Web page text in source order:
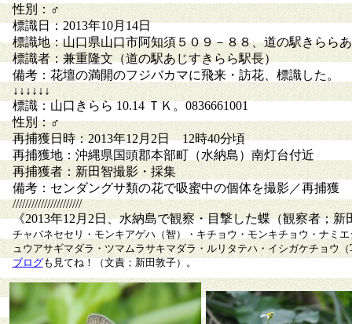
性別：♂
標識日：2013年10月14日
標識地：山口県山口市阿知須５０９－８８、道の駅きらら
標識者：兼重隆文（道の駅あじすきらら駅長）
備考：花壇の満開のフジバカマに飛来・訪花、標識した。
↓↓↓↓↓↓
標識：山口きらら 10.14 ＴＫ。0836661001
性別：♂
再捕獲日時：2013年12月2日 12時40分頃
再捕獲地：沖縄県国頭郡本部町（水納島）南灯台付近
再捕獲者：新田智撮影・採集
備考：センダングサ類の花で吸蜜中の個体を撮影／再捕獲
//////////////////////
《2013年12月2日、水納島で観察・目撃した蝶（観察者；新
チャバネセセリ・モンキアゲハ（智）・キチョウ・モンキチョウ・ナミ
ュウアサギマダラ・ツマムラサキマダラ・ルリタテハ・イシガケチョウ
ブログも見てね！（文責；新田敦子）。